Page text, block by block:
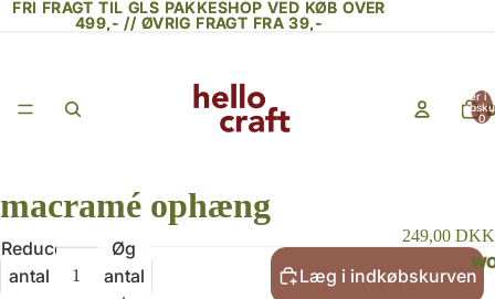
FRI FRAGT TIL GLS PAKKESHOP VED KØB OVER
499,- // ØVRIG FRAGT FRA 39,-
FRI FRAGT TIL GLS PAKKESHOP VED KØB OVER
499,- // ØVRIG FRAGT FRA 39,-
Varer i
0
macramé ophæng
249,00 DKK
Reducer
antal
Øg
antal
Læg i indkøbskurven